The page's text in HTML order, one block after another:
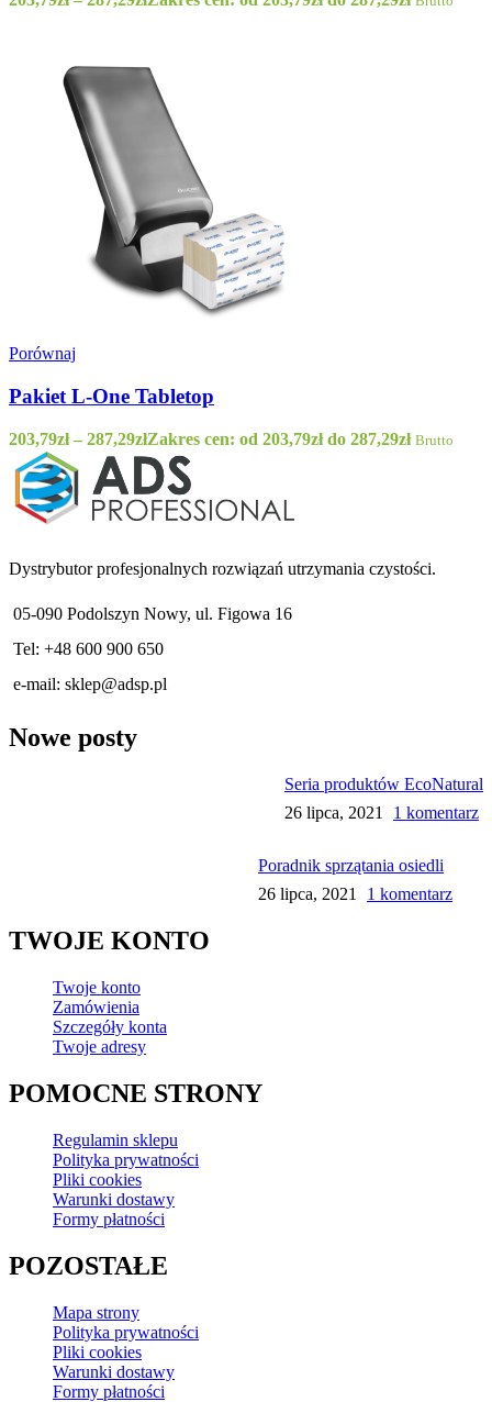
Porównaj
Pakiet L-One Tabletop
203,79zł – 287,29złZakres cen: od 203,79zł do 287,29zł Brutto
Dystrybutor profesjonalnych rozwiązań utrzymania czystości.
05-090 Podolszyn Nowy, ul. Figowa 16
Tel: +48 600 900 650
e-mail: sklep@adsp.pl
Nowe posty
Seria produktów EcoNatural
26 lipca, 2021
1 komentarz
Poradnik sprzątania osiedli
26 lipca, 2021
1 komentarz
TWOJE KONTO
Twoje konto
Zamówienia
Szczegóły konta
Twoje adresy
POMOCNE STRONY
Regulamin sklepu
Polityka prywatności
Pliki cookies
Warunki dostawy
Formy płatności
POZOSTAŁE
Mapa strony
Polityka prywatności
Pliki cookies
Warunki dostawy
Formy płatności